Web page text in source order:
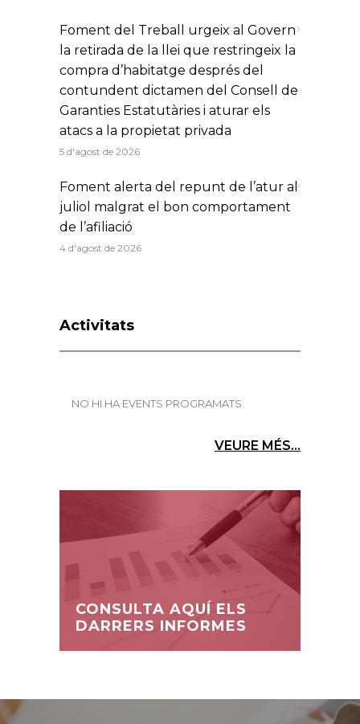
Foment del Treball urgeix al Govern
la retirada de la llei que restringeix la
compra d’habitatge després del
contundent dictamen del Consell de
Garanties Estatutàries i aturar els
atacs a la propietat privada
5 d'agost de 2026
Foment alerta del repunt de l’atur al
juliol malgrat el bon comportament
de l’afiliació
4 d'agost de 2026
Activitats
NO HI HA EVENTS PROGRAMATS
VEURE MÉS...
CONSULTA AQUÍ ELS
DARRERS INFORMES